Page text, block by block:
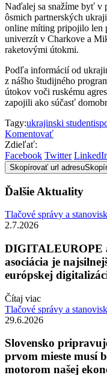
Naďalej sa snažíme byť v
ôsmich partnerských
online míting pripojilo len
univerzít v Charkove a
raketovými útokmi.
Podľa informácií od
z nášho študijného
útokov voči ruskému
zapojili ako súčasť
Tagy:ukrajinski studenti
Komentovať
Zdieľať:
Facebook Twitter
Skopírovať url adresu
Ďalšie Aktuality
Tlačové správy a
2.7.2026
DIGITALEUROPE
asociácia je
európskej
Čítaj viac
Tlačové správy a
29.6.2026
Slovensko
prvom mieste musí
motorom našej